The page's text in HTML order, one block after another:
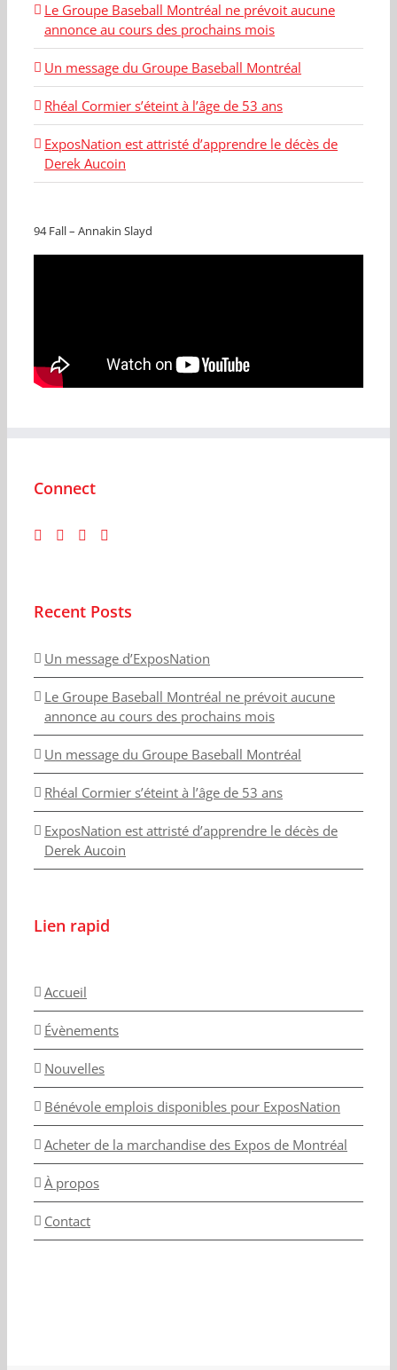
Le Groupe Baseball Montréal ne prévoit aucune
annonce au cours des prochains mois
Un message du Groupe Baseball Montréal
Rhéal Cormier s’éteint à l’âge de 53 ans
ExposNation est attristé d’apprendre le décès de
Derek Aucoin
94 Fall – Annakin Slayd
Connect
Recent Posts
Un message d’ExposNation
Le Groupe Baseball Montréal ne prévoit aucune
annonce au cours des prochains mois
Un message du Groupe Baseball Montréal
Rhéal Cormier s’éteint à l’âge de 53 ans
ExposNation est attristé d’apprendre le décès de
Derek Aucoin
Lien rapid
Accueil
Évènements
Nouvelles
Bénévole emplois disponibles pour ExposNation
Acheter de la marchandise des Expos de Montréal
À propos
Contact